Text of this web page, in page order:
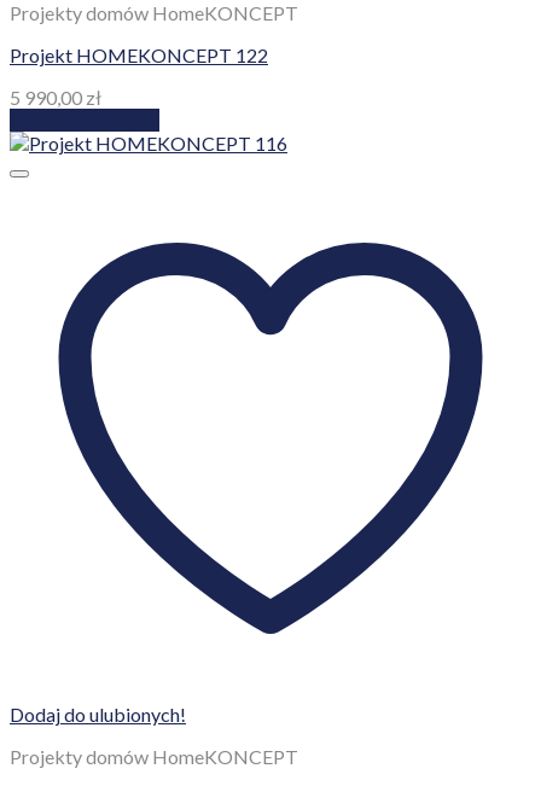
Projekty domów HomeKONCEPT
Projekt HOMEKONCEPT 122
5 990,00 zł
Dodaj do ulubionych!
Projekty domów HomeKONCEPT